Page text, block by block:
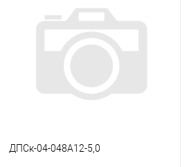
ДПСк-04-048А12-5,0